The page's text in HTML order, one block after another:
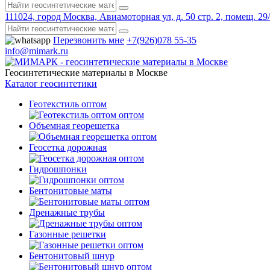
111024, город Москва, Авиамоторная ул, д. 50 стр. 2, помещ.
Перезвонить мне +7(926)078 55-35
info@mimark.ru
Геосинтетические материалы в Москве
Каталог геосинтетики
Геотекстиль оптом
Объемная георешетка
Геосетка дорожная
Гидрошпонки
Бентонитовые маты
Дренажные трубы
Газонные решетки
Бентонитовый шнур